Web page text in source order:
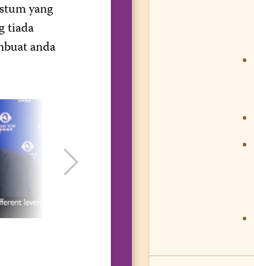
yang
tiada
anda